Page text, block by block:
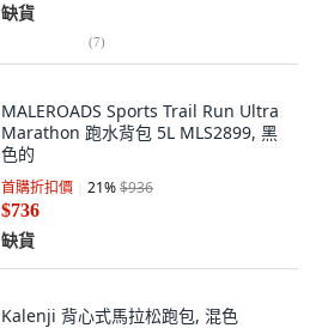
缺貨
(7)
MALEROADS Sports Trail Run Ultra
Marathon 跑水背包 5L MLS2899, 黑
色的
首購折扣價 21%$936
$736
缺貨
Kalenji 背心式馬拉松跑包, 混色